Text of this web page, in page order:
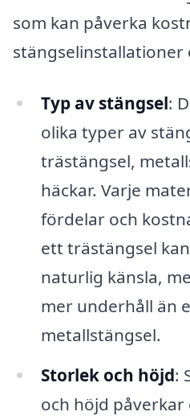
som kan påverka
stängselinstallationer
Typ av stängsel:
olika typer av
trästängsel,
häckar. Varje
fördelar och
ett trästängsel
naturlig känsla,
mer underhåll än
metallstängsel.
Storlek och höjd:
och höjd påverkar